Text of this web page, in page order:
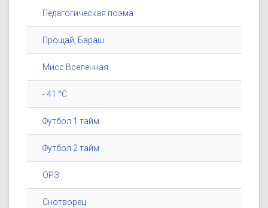
Педагогическая поэма
Прощай, Бараш
Мисс Вселенная
- 41 °C
Футбол 1 тайм
Футбол 2 тайм
ОРЗ
Снотворец